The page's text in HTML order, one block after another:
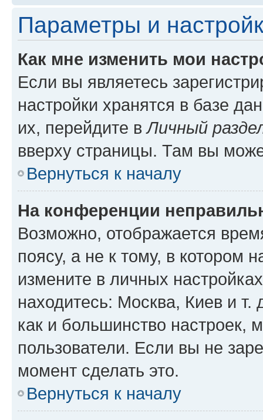
Параметры и
Как мне изменить мои
Если вы являетесь
настройки хранятся в базе
их, перейдите вЛичный
вверху страницы. Там вы
Вернуться к началу
На конференции
Возможно, отображается
поясу, а не к тому, в котором
измените в личных
находитесь: Москва, Киев и т.
как и большинство настроек,
пользователи. Если вы не
момент сделать это.
Вернуться к началу